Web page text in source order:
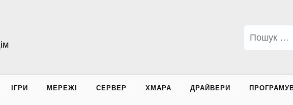
ІГРИ МЕРЕЖІ СЕРВЕР ХМАРА ДРАЙВЕРИ